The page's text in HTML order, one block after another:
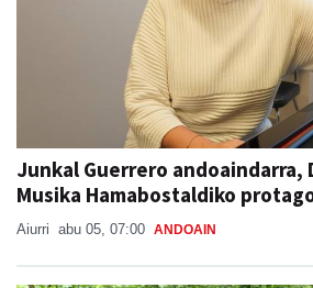
Junkal Guerrero andoaindarra,
Musika Hamabostaldiko
Aiurri abu 05, 07:00 ANDOAIN